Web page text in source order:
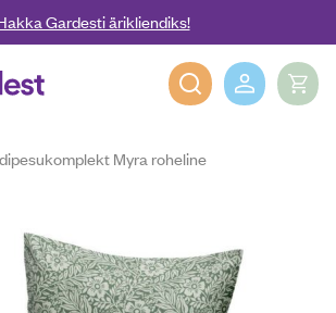
Gardesti ärikliendiks!
Gardest
Myra roheline